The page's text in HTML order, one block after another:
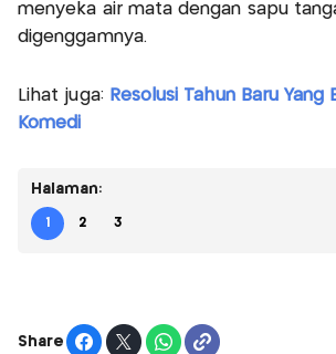
menyeka air mata dengan sapu
digenggamnya.
Lihat juga: Resolusi Tahun Baru Yang
Komedi
Halaman:
1 2 3
Share